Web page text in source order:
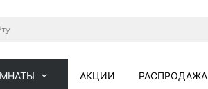
АКЦИИ РАСПРОДАЖА